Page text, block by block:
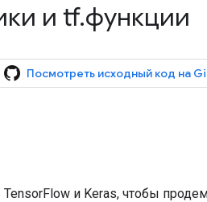
и tf.функции
Посмотреть исходный код на
и Keras, чтобы